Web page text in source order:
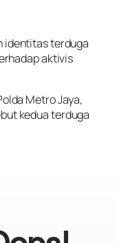
identitas terduga
aktivis
Metro Jaya,
kedua terduga